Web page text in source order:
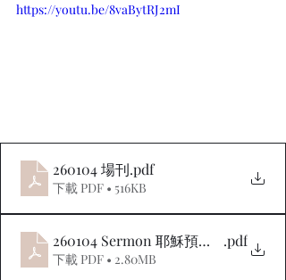
https://youtu.be/8vaBytRJ2mI
260104 場刊.pdf
下載 PDF • 516KB
260104 Sermon 耶穌預備過新年
.pdf
下載 PDF • 2.80MB